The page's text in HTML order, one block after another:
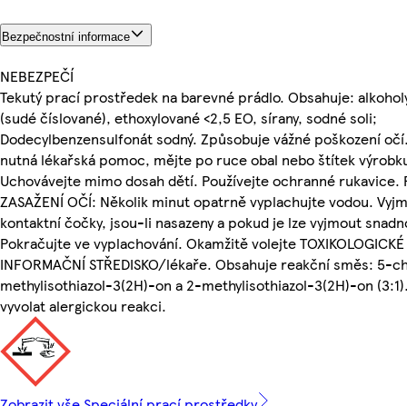
Bezpečnostní informace
NEBEZPEČÍ
Tekutý prací prostředek na barevné prádlo. Obsahuje:
(sudé číslované), ethoxylované <2,5 EO, sírany, sodné soli;
Dodecylbenzensulfonát sodný. Způsobuje vážné poškození
nutná lékařská pomoc, mějte po ruce obal nebo štítek
Uchovávejte mimo dosah dětí. Používejte ochranné rukavice.
ZASAŽENÍ OČÍ: Několik minut opatrně vyplachujte vodou.
kontaktní čočky, jsou-li nasazeny a pokud je lze vyjmout
Pokračujte ve vyplachování. Okamžitě volejte TOXIKOLOGICKÉ
INFORMAČNÍ STŘEDISKO/lékaře. Obsahuje reakční směs: 5-
methylisothiazol-3(2H)-on a 2-methylisothiazol-3(2H)-on
vyvolat alergickou reakci.